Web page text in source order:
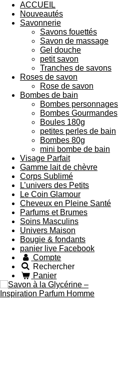
ACCUEIL
Nouveautés
Savonnerie
Savons fouettés
Savon de massage
Gel douche
petit savon
Tranches de savons
Roses de savon
Rose de savon
Bombes de bain
Bombes personnages
Bombes Gourmandes
Boules 180g
petites perles de bain
Bombes 80g
mini bombe de bain
Visage Parfait
Gamme lait de chèvre
Corps Sublimé
L’univers des Petits
Le Coin Glamour
Cheveux en Pleine Santé
Parfums et Brumes
Soins Masculins
Univers Maison
Bougie & fondants
panier live Facebook
Compte
Rechercher
Panier